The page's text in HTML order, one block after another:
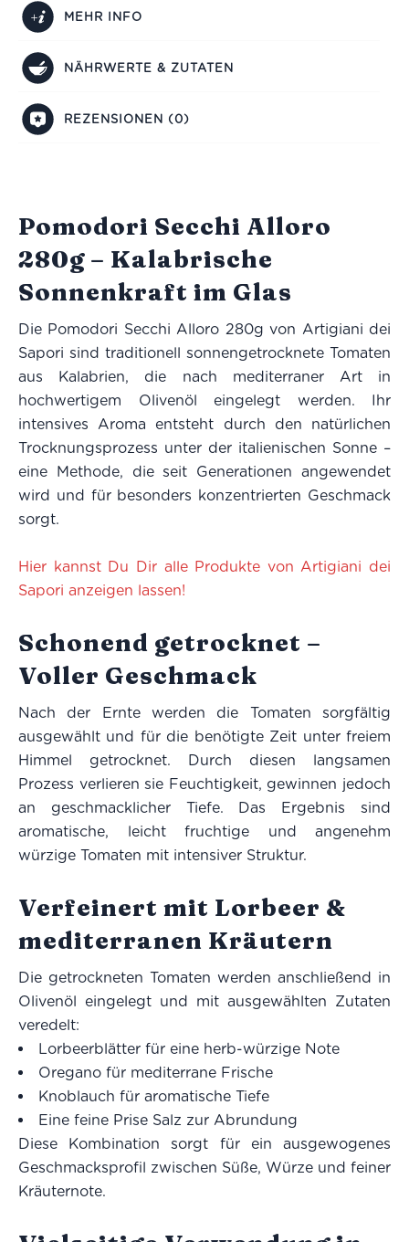
MEHR INFO
NÄHRWERTE & ZUTATEN
REZENSIONEN (0)
Pomodori Secchi Alloro
280g – Kalabrische
Sonnenkraft im Glas
Die Pomodori Secchi Alloro 280g von Artigiani dei
Sapori sind traditionell sonnengetrocknete Tomaten
aus Kalabrien, die nach mediterraner Art in
hochwertigem Olivenöl eingelegt werden. Ihr
intensives Aroma entsteht durch den natürlichen
Trocknungsprozess unter der italienischen Sonne –
eine Methode, die seit Generationen angewendet
wird und für besonders konzentrierten Geschmack
sorgt.
Hier kannst Du Dir alle Produkte von Artigiani dei
Sapori anzeigen lassen!
Schonend getrocknet –
Voller Geschmack
Nach der Ernte werden die Tomaten sorgfältig
ausgewählt und für die benötigte Zeit unter freiem
Himmel getrocknet. Durch diesen langsamen
Prozess verlieren sie Feuchtigkeit, gewinnen jedoch
an geschmacklicher Tiefe. Das Ergebnis sind
aromatische, leicht fruchtige und angenehm
würzige Tomaten mit intensiver Struktur.
Verfeinert mit Lorbeer &
mediterranen Kräutern
Die getrockneten Tomaten werden anschließend in
Olivenöl eingelegt und mit ausgewählten Zutaten
veredelt:
Lorbeerblätter für eine herb-würzige Note
Oregano für mediterrane Frische
Knoblauch für aromatische Tiefe
Eine feine Prise Salz zur Abrundung
Diese Kombination sorgt für ein ausgewogenes
Geschmacksprofil zwischen Süße, Würze und feiner
Kräuternote.